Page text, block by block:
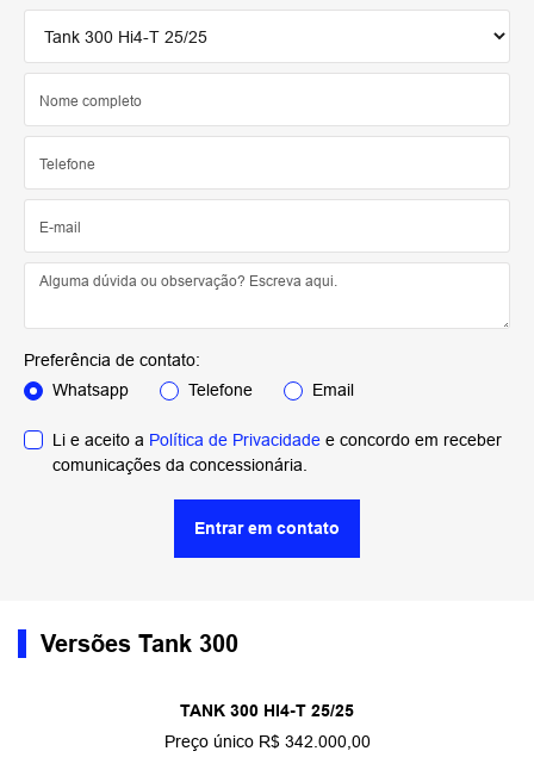
Preferência de contato:
Whatsapp
Telefone Email
Li e aceito a Política de Privacidade e concordo em receber
comunicações da concessionária.
Entrar em contato
Versões Tank 300
TANK 300 HI4-T 25/25
Preço único R$ 342.000,00